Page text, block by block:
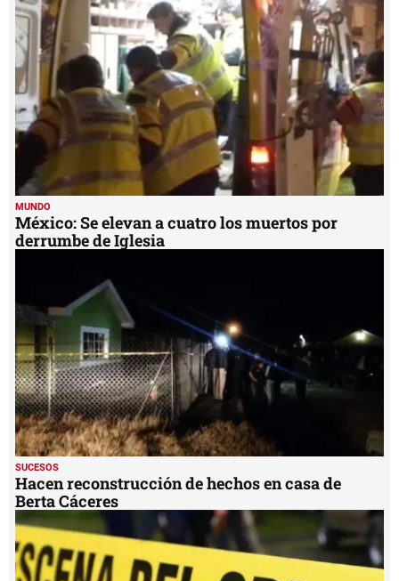
MUNDO
México: Se elevan a cuatro los muertos por
derrumbe de Iglesia
SUCESOS
Hacen reconstrucción de hechos en casa de
Berta Cáceres